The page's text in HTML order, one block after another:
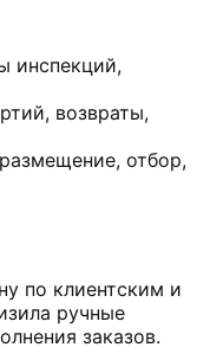
инспекций,
возвраты,
отбор,
по клиентским и
ручные
заказов.